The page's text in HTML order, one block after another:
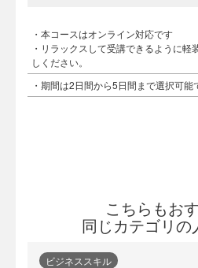
・本コースはオンライン対応です
・リラックスして受講できるように軽
しください。
・期間は2日間から5日間まで選択可能
こちらもお
同じカテゴリの
ビジネススキル